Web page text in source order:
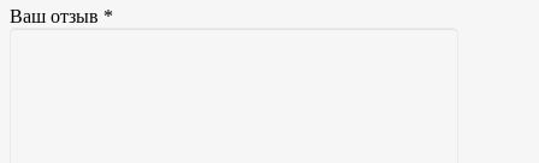
Ваш отзыв *